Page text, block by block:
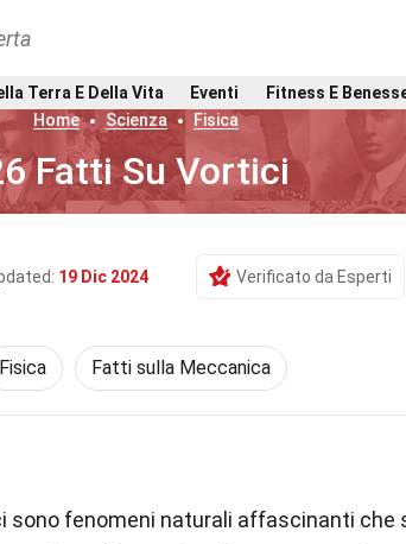
Terra E Della Vita Eventi
Fitness E
Home
Scienza Fisica
Fatti Su Vortici
19 Dic 2024 Verificato da Esperti
Fisica Fatti sulla Meccanica
sono fenomeni naturali affascinanti che